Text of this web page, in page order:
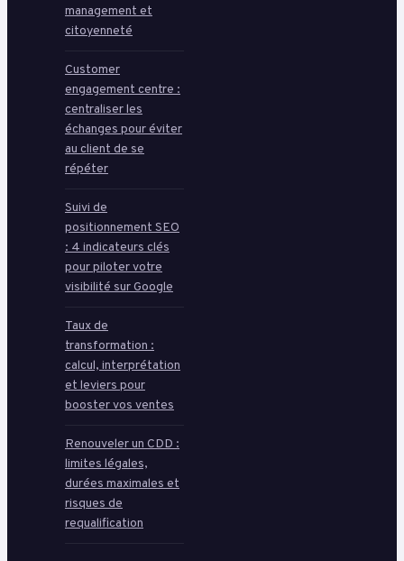
management et
citoyenneté
Customer
engagement centre :
centraliser les
échanges pour éviter
au client de se
répéter
Suivi de
positionnement SEO
: 4 indicateurs clés
pour piloter votre
visibilité sur Google
Taux de
transformation :
calcul, interprétation
et leviers pour
booster vos ventes
Renouveler un CDD :
limites légales,
durées maximales et
risques de
requalification